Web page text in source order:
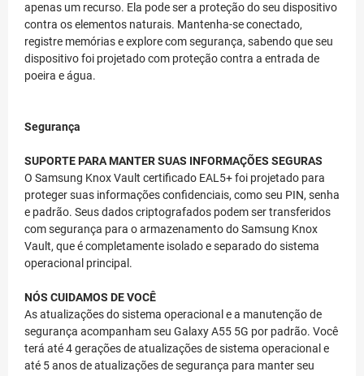
apenas um recurso. Ela pode ser a proteção do seu dispositivo
contra os elementos naturais. Mantenha-se conectado,
registre memórias e explore com segurança, sabendo que seu
dispositivo foi projetado com proteção contra a entrada de
poeira e água.
Segurança
SUPORTE PARA MANTER SUAS INFORMAÇÕES SEGURAS
O Samsung Knox Vault certificado EAL5+ foi projetado para
proteger suas informações confidenciais, como seu PIN, senha
e padrão. Seus dados criptografados podem ser transferidos
com segurança para o armazenamento do Samsung Knox
Vault, que é completamente isolado e separado do sistema
operacional principal.
NÓS CUIDAMOS DE VOCÊ
As atualizações do sistema operacional e a manutenção de
segurança acompanham seu Galaxy A55 5G por padrão. Você
terá até 4 gerações de atualizações de sistema operacional e
até 5 anos de atualizações de segurança para manter seu